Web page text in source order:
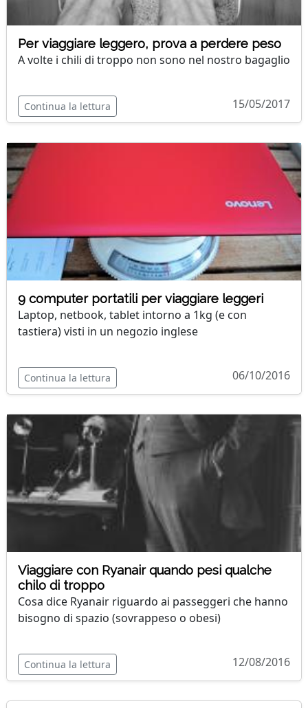
Per viaggiare leggero, prova a perdere peso
A volte i chili di troppo non sono nel nostro bagaglio
Continua la lettura 15/05/2017
9 computer portatili per viaggiare leggeri
Laptop, netbook, tablet intorno a 1kg (e con
tastiera) visti in un negozio inglese
Continua la lettura 06/10/2016
Viaggiare con Ryanair quando pesi qualche
chilo di troppo
Cosa dice Ryanair riguardo ai passeggeri che hanno
bisogno di spazio (sovrappeso o obesi)
Continua la lettura 12/08/2016